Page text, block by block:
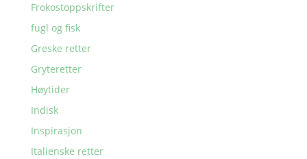
Frokostoppskrifter
fugl og fisk
Greske retter
Gryteretter
Høytider
Indisk
Inspirasjon
Italienske retter